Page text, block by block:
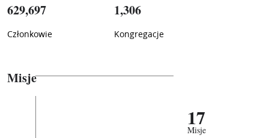
629,697
Członkowie
1,306
Kongregacje
Misje
17
Misje